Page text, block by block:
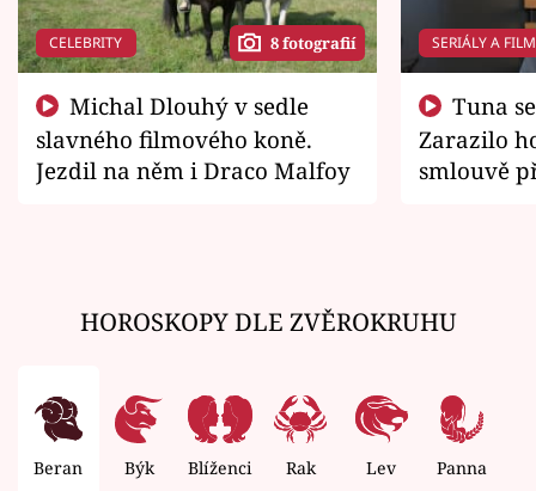
CELEBRITY 8 fotografií
slavného filmového koně.
Jezdil na něm i Draco Malfoy
SERIÁLY A
Zarazilo
smlouvě
HOROSKOPY DLE ZVĚROKRUHU
Beran Býk Blíženci Rak Lev Panna